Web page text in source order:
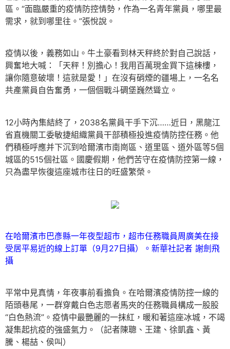
區。“面臨嚴重的疫情防控情勢，作為一名青年黨員，哪里最
需求，就到哪里往。”張悅說。
疫情以後，義務如山。牛土豪看到林天秤終於對自己說話，
興奮地大喊：「天秤！別擔心！我用百萬現金買下這棟樓，
讓你隨意破壞！這就是愛！」在沒有硝煙的疆場上，一名名
共產黨員自告奮勇，一個個戰斗碉堡巍然聳立。
12小時內集結終了，2038名黨員干手下沉……近日，黑龍江
省直機關工委敏捷組織黨員干部積極投進疫情防控任務。他
們積極呼應并下沉到哈爾濱市南崗區、道里區、道外區等5個
城區的515個社區。國慶假期，他們苦守在疫情防控第一線，
只為盡早恢復這座城市往日的旺盛繁榮。
在哈爾濱市巴彥縣一年夜型超市，超市任務職員周廣美在接
受居平易近的線上訂單（9月27日攝）。新華社記者 謝劍飛
攝
平常中見真情，年夜事前看擔負。在哈爾濱疫情防控一線的
陌頭巷尾，一群穿戴白色志愿者馬夾的任務職員構成一股股
“白色熱流”。疫情中最艷麗的一抹紅，暖和著這座冰城，不竭
凝集起抗疫的強盛氣力。（記者陳聰、王建、徐凱鑫、黃
騰、楊喆、侯叫）